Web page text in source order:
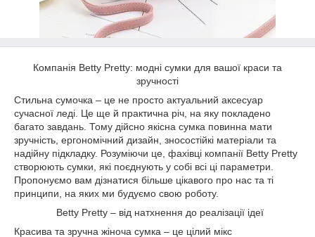
Компанія Betty Pretty: модні сумки для вашої краси та
зручності
Стильна сумочка – це не просто актуальний аксесуар
сучасної леді. Це ще й практична річ, на яку покладено
багато завдань. Тому дійсно якісна сумка повинна мати
зручність, ергономічний дизайн, зносостійкі матеріали та
надійну підкладку. Розуміючи це, фахівці компанії Betty Pretty
створюють сумки, які поєднують у собі всі ці параметри.
Пропонуємо вам дізнатися більше цікавого про нас та ті
принципи, на яких ми будуємо свою роботу.
Betty Pretty – від натхнення до реалізації ідеї
Красива та зручна жіноча сумка – це цілий мікс